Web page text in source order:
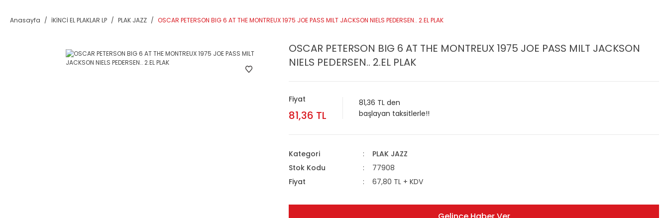
Anasayfa İKİNCİ EL PLAKLAR LP PLAK JAZZ OSCAR PETERSON BIG 6 AT THE MONTREUX 1975 JOE PASS MILT JACKSON NIELS PEDERSEN.. 2.EL PLAK
OSCAR PETERSON BIG 6 AT THE MONTREUX 1975 JOE PASS MILT JACKSON
NIELS PEDERSEN.. 2.EL PLAK
Fiyat
81,36 TL
81,36 TL den
başlayan taksitlerle!!
Kategori
PLAK JAZZ
Stok Kodu
77908
Fiyat
67,80 TL + KDV